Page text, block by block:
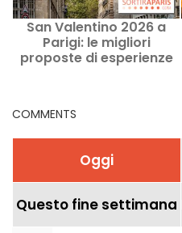
San Valentino 2026 a
Parigi: le migliori
proposte di esperienze
COMMENTS
Oggi
Questo fine settimana